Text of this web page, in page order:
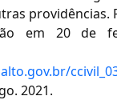
providências.
em 20 de
2021.